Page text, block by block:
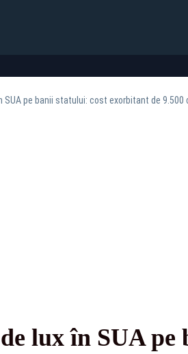
SUA pe banii statului: cost exorbitant de
lux în SUA pe